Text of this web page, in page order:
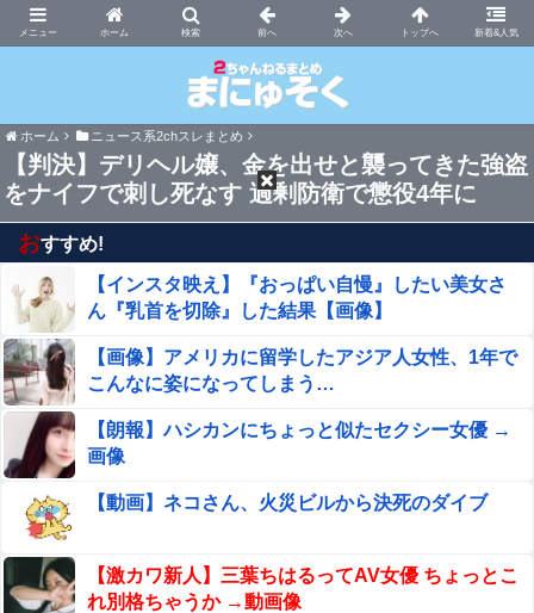
ホーム 新着&人気
まにゅそく 2chまとめニュース速報VIP
ホーム ニュース系2chスレまとめ
【判決】デリヘル嬢、金を出せと襲ってきた強盗
をナイフで刺し死なす 過剰防衛で懲役4年に
おすすめ!
【インスタ映え】『おっぱい自慢』したい美女さ
ん『乳首を切除』した結果【画像】
【画像】アメリカに留学したアジア人女性、1年で
こんなに姿になってしまう…
【朗報】ハシカンにちょっと似たセクシー女優 →
画像
【動画】ネコさん、火災ビルから決死のダイブ
【激カワ新人】三葉ちはるってAV女優 ちょっとこ
れ別格ちゃうか →動画像